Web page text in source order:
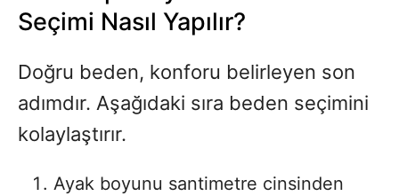
Seçimi Nasıl Yapılır?
Doğru beden, konforu belirleyen son
adımdır. Aşağıdaki sıra beden seçimini
kolaylaştırır.
Ayak boyunu santimetre cinsinden